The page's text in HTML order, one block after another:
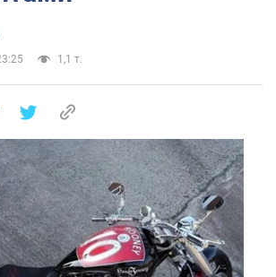
1,1 т.